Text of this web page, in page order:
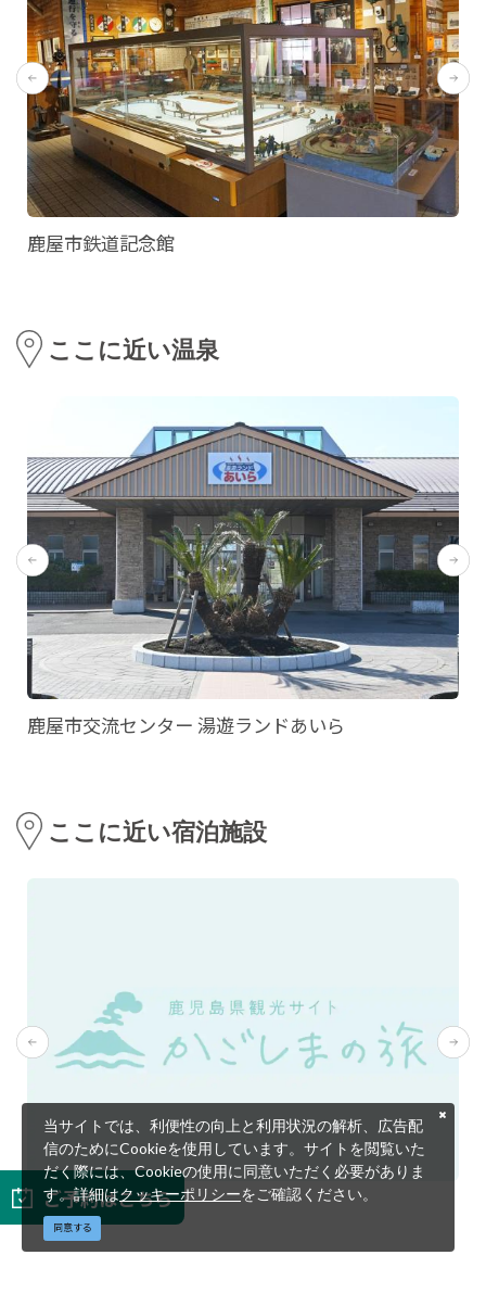
鹿屋市鉄道記念館
ここに近い温泉
鹿屋市交流センター 湯遊ランドあいら
ここに近い宿泊施設
四国屋旅館
ご予約はこちら
当サイトでは、利便性の向上と利用状況の解析、広告配
信のためにCookieを使用しています。サイトを閲覧いた
だく際には、Cookieの使用に同意いただく必要がありま
す。詳細はクッキーポリシーをご確認ください。
同意する